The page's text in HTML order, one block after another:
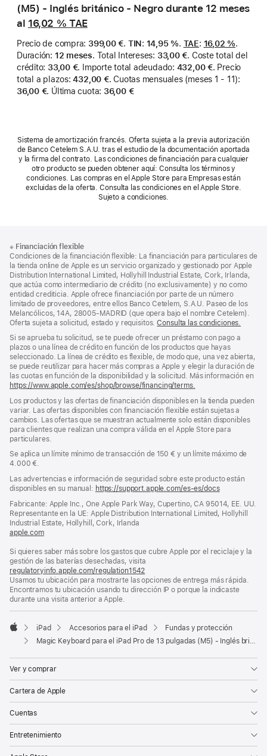
(M5) - Inglés británico - Negro durante 12 meses
al 16,02 % TAE
Precio de compra: 399,00 €. TIN: 14,95 %. TAE: 16,02 %.
Duración: 12 meses. Total Intereses: 33,00 €. Coste total del
crédito: 33,00 €. Importe total adeudado: 432,00 €. Precio
total a plazos: 432,00 €.Cuotas mensuales (meses 1 - 11):
36,00 €. Última cuota: 36,00 €
Sistema de amortización francés. Oferta sujeta a la previa autorización
de Banco Cetelem S.A.U. tras el estudio de la documentación aportada
y la firma del contrato. Las condiciones de financiación para cualquier
otro producto se pueden obtener aquí: Consulta los términos y
condiciones. Las compras en el Apple Store para Empresas están
excluidas de la oferta. Consulta las condiciones en el Apple Store.
Sujeto a condiciones.
a
pie
de
página
al
pie
※ Financiación flexible
Condiciones de la financiación flexible: La financiación para particulares de
la tienda online de Apple es un servicio organizado y gestionado por Apple
Distribution International Limited, Hollyhill Industrial Estate, Cork, Irlanda,
que actúa como intermediario de crédito (no exclusivamente) y no como
entidad crediticia. Apple ofrece financiación por parte de un número
limitado de proveedores, entre ellos Banco Cetelem, S.A.U. Paseo de los
Melancólicos, 14A, 28005-MADRID (que opera bajo el nombre Cetelem).
Oferta sujeta a solicitud, estado y requisitos.Consulta las condiciones.
Si se aprueba tu solicitud, se te puede ofrecer un préstamo con pago a
plazos o una línea de crédito en función de los productos que hayas
seleccionado. La línea de crédito es flexible, de modo que, una vez abierta,
se puede reutilizar para hacer más compras a Apple y elegir la duración de
las cuotas en función de la disponibilidad y la solicitud. Más información en
https://www.apple.com/es/shop/browse/financing/terms.
Los productos y las ofertas de financiación disponibles en la tienda pueden
variar. Las ofertas disponibles con financiación flexible están sujetas a
cambios. Las ofertas que se muestran actualmente solo están disponibles
para clientes que realizan una compra válida en el Apple Store para
particulares.
Se aplica un límite mínimo de transacción de 150 € y un límite máximo de
4.000 €.
Las advertencias e información de seguridad sobre este producto están
disponibles en su manual: https://support.apple.com/es-es/docs(se
en
una
Fabricante: Apple Inc., One Apple Park Way, Cupertino, CA 95014, EE. UU.
Representante en la UE: Apple Distribution International Limited, Hollyhill
Industrial Estate, Hollyhill, Cork, Irlanda
apple.com(se
en
una
ventana
nueva)
Si quieres saber más sobre los gastos que cubre Apple por el reciclaje y la
gestión de las baterías desechadas, visita
regulatoryinfo.apple.com/regulation1542
abre
en
Usamos tu ubicación para mostrarte las opciones de entrega más rápida.
Encontramos tu ubicación usando tu dirección IP o porque la indicaste
durante una visita anterior a Apple.
Apple
iPad Accesorios para el iPad
Fundas y protección
Magic Keyboard para el iPad Pro de 13 pulgadas (M5) - Inglés británico - Negro
Ver y comprar
Cartera de Apple
Cuentas
Entretenimiento